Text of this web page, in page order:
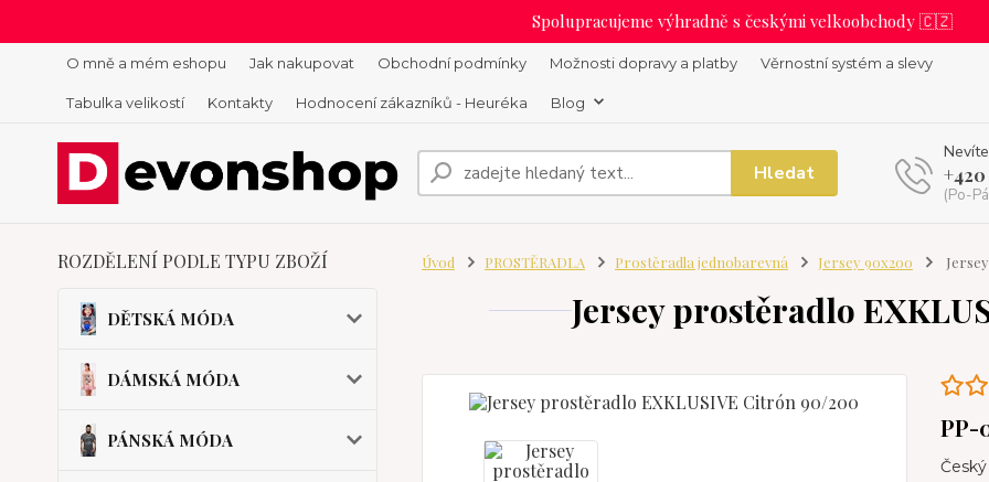
Spolupracujeme výhradně s českými velkoobchody 🇨🇿
O mně a mém eshopu Jak nakupovat Obchodní podmínky Možnosti dopravy a platby Věrnostní systém a slevy
Tabulka velikostí Kontakty Hodnocení zákazníků - Heuréka Blog
Hledat +420
(Po-
ROZDĚLENÍ PODLE TYPU ZBOŽÍ
DĚTSKÁ MÓDA
DÁMSKÁ MÓDA
PÁNSKÁ MÓDA
Úvod PROSTĚRADLA Prostěradla jednobarevná Jersey 90x200
Jersey prostěradlo
PP-